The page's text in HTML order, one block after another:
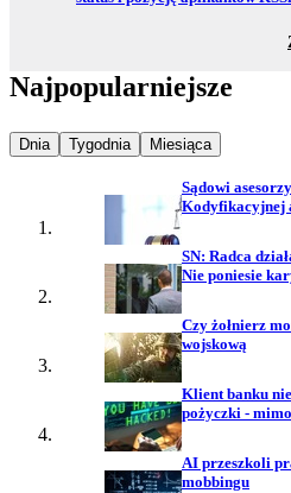
Najpopularniejsze
Najpopularniejsze wiadomości z
Dnia Najpopularniejsze wiadomości z
Tygodnia Najpopularniejsze
Miesiąca
Sądowi
Kodyfikacyjnej
SN: Radca
Nie poniesie
Czy żołnierz
wojskową
Klient banku
pożyczki -
AI przeszkoli
mobbingu